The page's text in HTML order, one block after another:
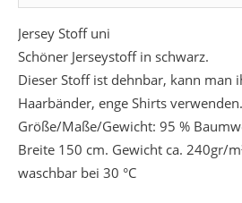
Jersey Stoff uni
Schöner Jerseystoff in schwarz.
Dieser Stoff ist dehnbar, kann man
Haarbänder, enge Shirts verwenden.
Größe/Maße/Gewicht: 95 %
Breite 150 cm. Gewicht ca. 240gr/
waschbar bei 30 °C